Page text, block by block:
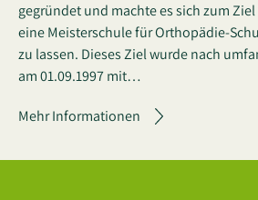
gegründet und machte es sich zum
eine Meisterschule für Orthopädie-
zu lassen. Dieses Ziel wurde nach
am 01.09.1997 mit…
Mehr Informationen